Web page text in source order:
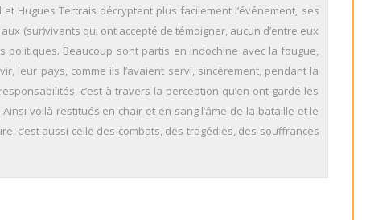
Hugues Tertrais décryptent plus facilement l’événement, ses
(sur)vivants qui ont accepté de témoigner, aucun d’entre eux
Beaucoup sont partis en Indochine avec la fougue,
leur pays, comme ils l’avaient servi, sincèrement, pendant la
c’est à travers la perception qu’en ont gardé les
voilà restitués en chair et en sang l’âme de la bataille et le
c’est aussi celle des combats, des tragédies, des souffrances